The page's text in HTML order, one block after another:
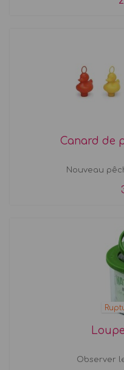
Canard de
Nouveau
Observer